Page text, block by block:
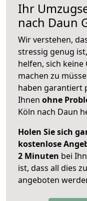
Ihr
nach Daun
Wir verstehen,
stressig genug
helfen, sich keine
machen zu
haben garantiert
Ihnen ohne
Köln nach Daun
Holen Sie sich
kostenlose
2 Minuten bei
ist, dass all dies
angeboten